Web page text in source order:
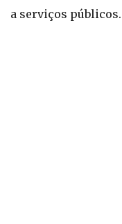
a serviços públicos.